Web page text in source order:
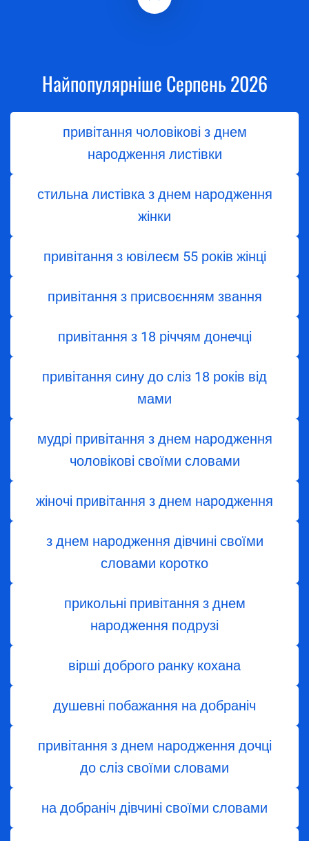
Найпопулярніше Серпень 2026
привітання чоловікові з днем
народження листівки
стильна листівка з днем народження
жінки
привітання з ювілеєм 55 років жінці
привітання з присвоєнням звання
привітання з 18 річчям донечці
привітання сину до сліз 18 років від
мами
мудрі привітання з днем народження
чоловікові своїми словами
жіночі привітання з днем народження
з днем ​​народження дівчині своїми
словами коротко
прикольні привітання з днем
народження подрузі
вірші доброго ранку кохана
душевні побажання на добраніч
привітання з днем народження дочці
до сліз своїми словами
на добраніч дівчині своїми словами